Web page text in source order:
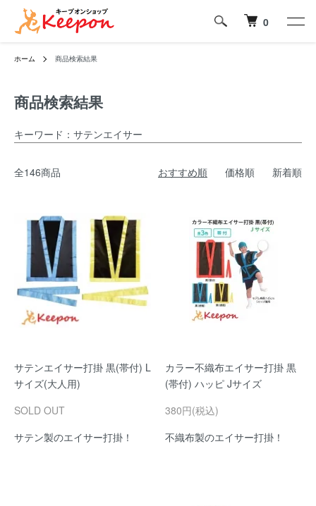
0
ホーム 商品検索結果
商品検索結果
キーワード：サテンエイサー
全146商品 おすすめ順 価格順 新着順
サテンエイサー打掛 黒(帯付) L
サイズ(大人用)
SOLD OUT
サテン製のエイサー打掛！
カラー不織布エイサー打掛 黒
(帯付) ハッピ Jサイズ
380円(税込)
不織布製のエイサー打掛！